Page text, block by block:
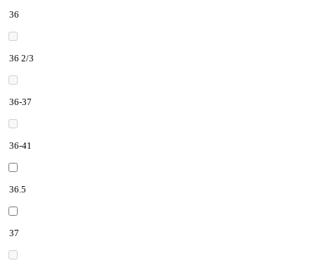
36
36 2/3
36-37
36-41
36.5
37